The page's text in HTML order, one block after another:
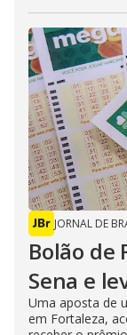
JORNAL DE
Bolão de
Sena e
Uma aposta de
em Fortaleza,